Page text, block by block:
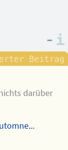
–
darüber